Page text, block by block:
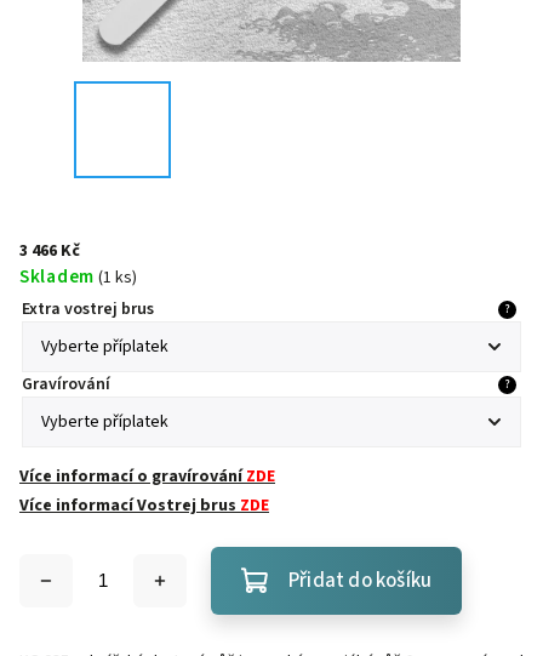
3 466 Kč
Skladem (1 ks)
Extra vostrej brus
?
Gravírování ?
Více informací o gravírováníZDE
Více informací Vostrej brusZDE
Přidat do košíku